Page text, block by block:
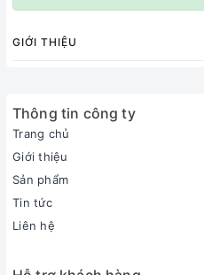
GIỚI THIỆU
Thông tin công ty
Trang chủ
Giới thiệu
Sản phẩm
Tin tức
Liên hệ